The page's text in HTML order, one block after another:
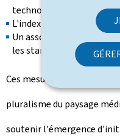
technologique;
L'indexation de tous les
Un assouplissement des
les start-up.
Ces mesures ont pour
pluralisme du paysage
soutenir l'émergence